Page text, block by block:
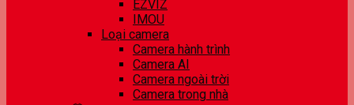
EZVIZ
IMOU
Loại camera
Camera hành trình
Camera AI
Camera ngoài trời
Camera trong nhà